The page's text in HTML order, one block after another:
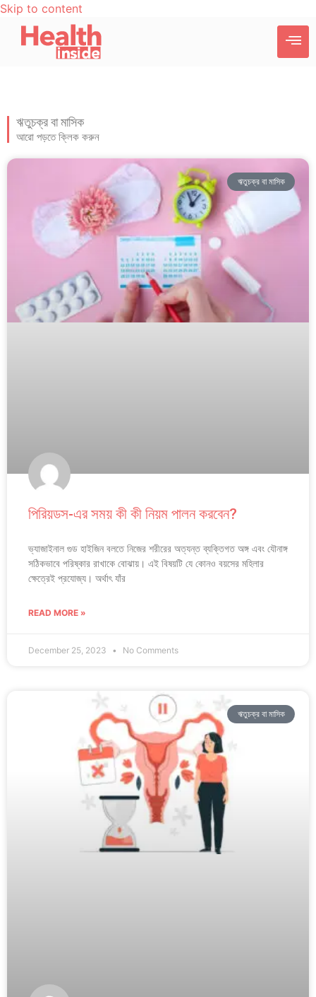
Skip to content
ঋতুচক্র বা মাসিক
আরো পড়তে ক্লিক করুন
ঋতুচক্র বা মাসিক
পিরিয়ডস-এর সময় কী কী নিয়ম পালন করবেন?
ভ্যাজাইনাল গুড হাইজিন বলতে নিজের শরীরের অত্যন্ত ব্যক্তিগত অঙ্গ এবং যৌনাঙ্গ
সঠিকভাবে পরিষ্কার রাখাকে বোঝায়। এই বিষয়টি যে কোনও বয়সের মহিলার
ক্ষেত্রেই প্রযোজ্য। অর্থাৎ যাঁর
READ MORE »
December 25, 2023 No Comments
ঋতুচক্র বা মাসিক